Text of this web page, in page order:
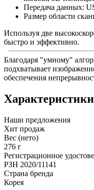
Передача данных:
Размер области
Используя две
быстро и эффективно.
Благодаря "умному"
подхватывает
обеспечения
Характеристики
Наши предложения
Хит продаж
Вес (нето)
276 г
Регистрационное
РЗН 2020/11141
Страна бренда
Корея